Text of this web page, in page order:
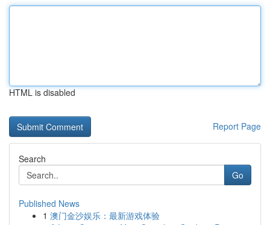
HTML is disabled
Report Page
Search
Go
Published News
1 澳门金沙娱乐：最新游戏体验